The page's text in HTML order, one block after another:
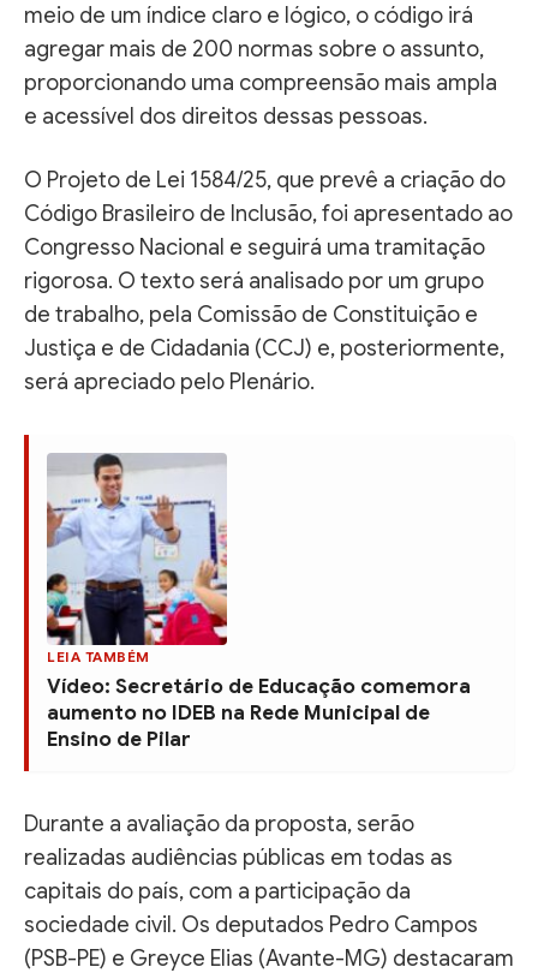
meio de um índice claro e lógico, o código irá
agregar mais de 200 normas sobre o assunto,
proporcionando uma compreensão mais ampla
e acessível dos direitos dessas pessoas.
O Projeto de Lei 1584/25, que prevê a criação do
Código Brasileiro de Inclusão, foi apresentado ao
Congresso Nacional e seguirá uma tramitação
rigorosa. O texto será analisado por um grupo
de trabalho, pela Comissão de Constituição e
Justiça e de Cidadania (CCJ) e, posteriormente,
será apreciado pelo Plenário.
LEIA TAMBÉM
Vídeo: Secretário de Educação comemora
aumento no IDEB na Rede Municipal de
Ensino de Pilar
Durante a avaliação da proposta, serão
realizadas audiências públicas em todas as
capitais do país, com a participação da
sociedade civil. Os deputados Pedro Campos
(PSB-PE) e Greyce Elias (Avante-MG) destacaram